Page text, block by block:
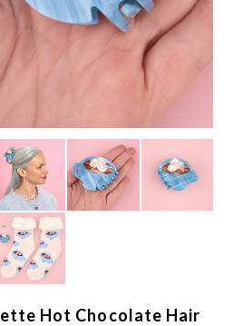
Hot Chocolate Hair